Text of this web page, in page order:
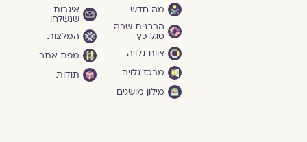
מה חדש
הרבנית שרה
סגל־כץ
צוות גלויה
מרכז גלויה
מילון מושגים
איגרות
שנשלחו
המלצות
מפת אתר
תודות